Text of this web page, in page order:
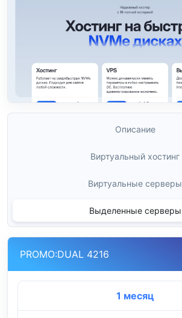
Описание
Виртуальный хостинг
Виртуальные серверы
Выделенные серверы
PROMO:DUAL 4216
1 месяц